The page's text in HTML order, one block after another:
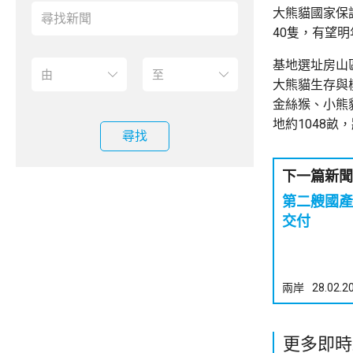
尋找
大熊貓國家
40隻，有望
基地選址房山
大熊貓生存
金絲猴、小熊
地約1048畝
下一篇新
第二艘國
交付
兩岸
更多即